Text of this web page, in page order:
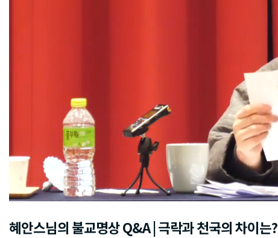
혜안스님의 불교명상 Q&A | 극락과 천국의 차이는?